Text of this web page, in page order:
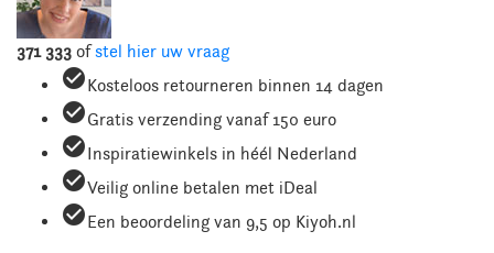
371 333 ofstel hier uw vraag
check_circleKosteloos retourneren binnen 14 dagen
check_circleGratis verzending vanaf 150 euro
check_circleInspiratiewinkels in héél Nederland
check_circleVeilig online betalen met iDeal
check_circleEen beoordeling van 9,5 op Kiyoh.nl